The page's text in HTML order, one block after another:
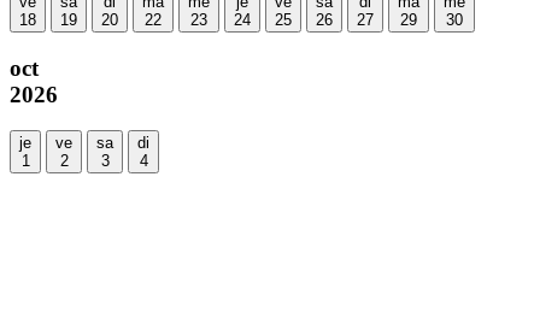
18
19
20
22
23
24
25
26
27
29
30
oct
2026
je
1
ve
2
sa
3
di
4